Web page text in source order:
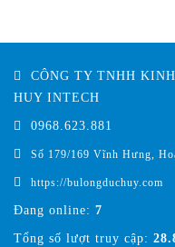
CÔNG TY TNHH
HUY INTECH
0968.623.881
Số 179/169 Vĩnh Hưng,
https://bulongduchuy.com
Đang online: 7
Tổng số lượt truy cập: